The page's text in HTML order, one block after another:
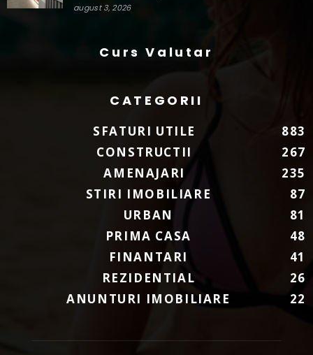
august 3, 2026
Curs Valutar
CATEGORII
SFATURI UTILE
883
CONSTRUCTII
267
AMENAJARI
235
STIRI IMOBILIARE
87
URBAN
81
PRIMA CASA
48
FINANTARI
41
REZIDENTIAL
26
ANUNTURI IMOBILIARE
22